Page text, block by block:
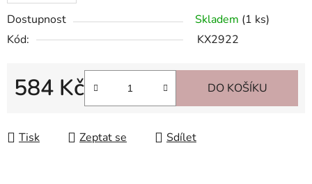
Dostupnost Skladem (1 ks)
Kód:
KX2922
584 Kč DO KOŠÍKU
Tisk Zeptat se Sdílet